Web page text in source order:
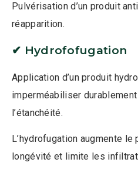
Pulvérisation d’un produit
réapparition.
✔ Hydrofofugation
Application d’un produit
imperméabiliser
l’étanchéité.
L’hydrofugation augmente
longévité et limite les